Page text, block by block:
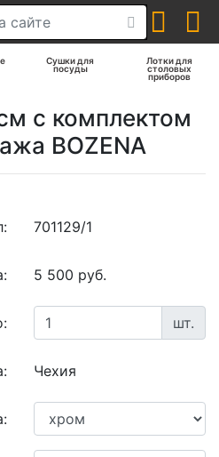
Сушки для
посуды
Лотки для
столовых
приборов
с комплектом
BOZENA
701129/1
5 500 руб.
шт.
Чехия